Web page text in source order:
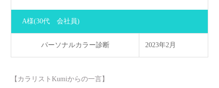
A様(30代 会社員)
パーソナルカラー診断 2023年2月
【カラリストKumiからの一言】